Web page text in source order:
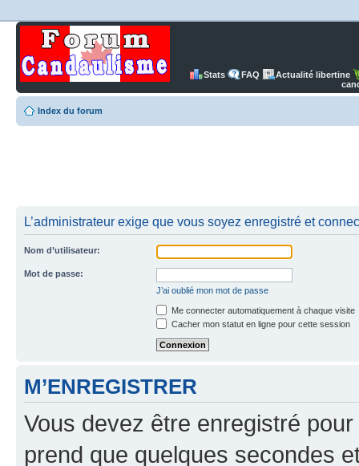
Stats FAQ
Actualité libertine
Index du forum
L’administrateur exige que vous soyez enregistré et
Nom d’utilisateur:
Mot de passe:
J’ai oublié mon mot de passe
Me connecter automatiquement à chaque visite
Cacher mon statut en ligne pour cette session
M’ENREGISTRER
Vous devez être enregistré
prend que quelques secondes